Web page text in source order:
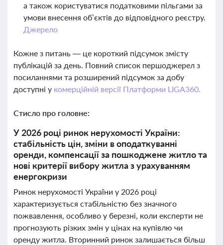
а також користуватися податковими пільгами за
умови внесення об’єктів до відповідного реєстру.
Джерело
Кожне з питань — це короткий підсумок змісту
публікацій за день. Повний список першоджерел з
посиланнями та розширений підсумок за добу
доступні у комерційній версії Платформи LIGA360.
Стисло про головне:
У 2026 році ринок нерухомості України:
стабільність цін, зміни в оподаткуванні
оренди, компенсації за пошкоджене житло та
нові критерії вибору житла з урахуванням
енергокризи
Ринок нерухомості України у 2026 році
характеризується стабільністю без значного
пожвавлення, особливо у березні, коли експерти не
прогнозують різких змін у цінах на купівлю чи
оренду житла. Вторинний ринок залишається більш